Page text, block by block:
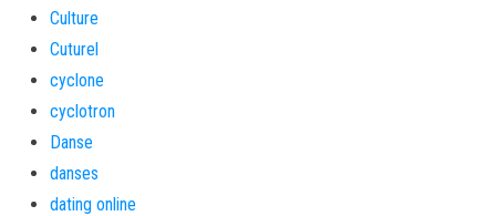
Culture
Cuturel
cyclone
cyclotron
Danse
danses
dating online